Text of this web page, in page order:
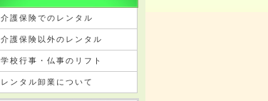
介護保険でのレンタル
介護保険以外のレンタル
学校行事・仏事のリフト
レンタル卸業について